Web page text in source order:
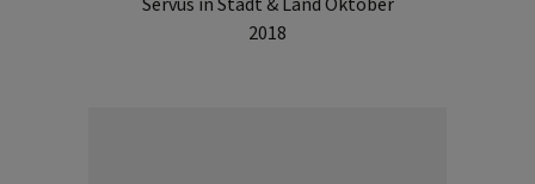
2018